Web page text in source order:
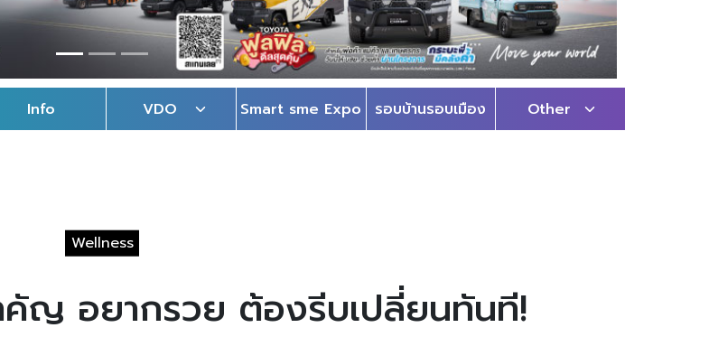
Info VDO Smart sme Expo รอบบ้านรอบเมือง Other
Wellness
คัญ อยากรวย ต้องรีบเปลี่ยนทันที!